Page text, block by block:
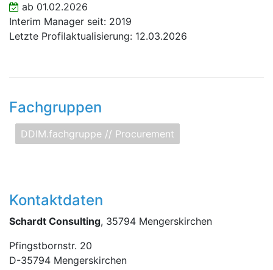
ab 01.02.2026
Interim Manager seit: 2019
Letzte Profilaktualisierung: 12.03.2026
Fachgruppen
DDIM.fachgruppe // Procurement
Kontaktdaten
Schardt Consulting, 35794 Mengerskirchen
Pfingstbornstr. 20
D-35794 Mengerskirchen